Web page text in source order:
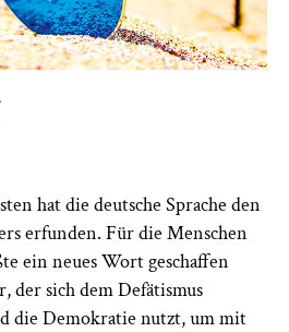
hat die deutsche Sprache den
erfunden. Für die Menschen
ein neues Wort geschaffen
der sich dem Defätismus
die Demokratie nutzt, um mit